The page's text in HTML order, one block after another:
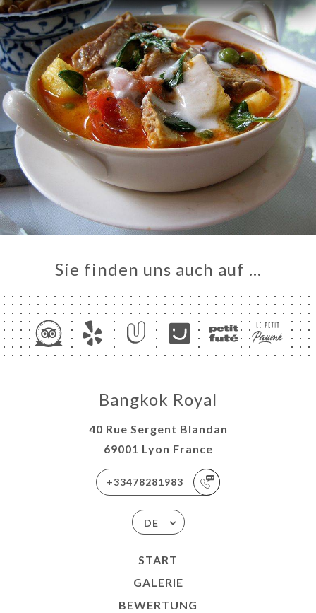
Sie finden uns auch auf …
Bangkok Royal
40 Rue Sergent Blandan
69001 Lyon France
+33478281983
DE
START
GALERIE
BEWERTUNG